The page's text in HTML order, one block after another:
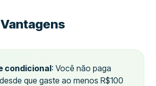
condicional: Você não paga
que gaste ao menos R$100